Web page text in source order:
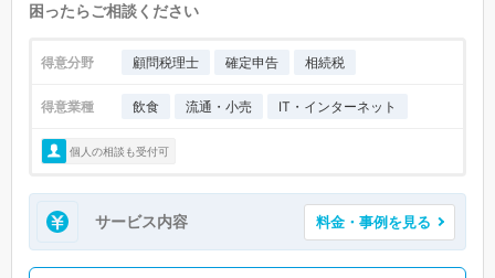
困ったらご相談ください
得意分野 顧問税理士 確定申告 相続税
得意業種 飲食 流通・小売 IT・インターネット
個人の相談も受付可
サービス内容 料金・事例を見る